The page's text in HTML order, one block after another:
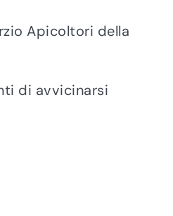
Apicoltori della
di avvicinarsi